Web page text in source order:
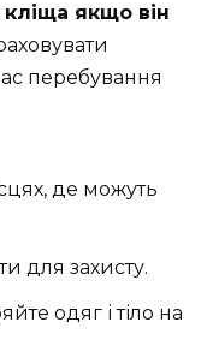
якщо він
перебування
де можуть
для захисту.
одяг і тіло на